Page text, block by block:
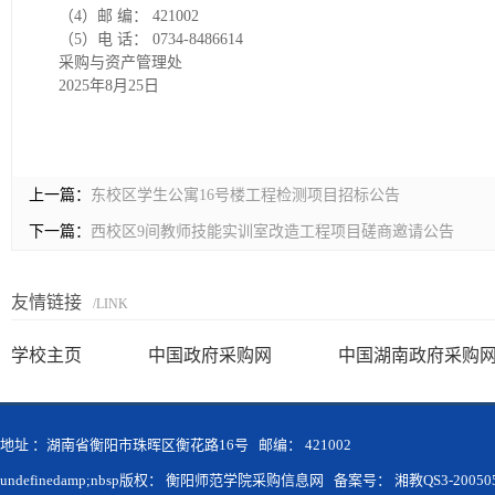
（4）邮 编： 421002
（5）电 话： 0734-8486614
采购与资产管理处
2025年8月25日
上一篇： 东校区学生公寓16号楼工程检测项目招标公告
下一篇： 西校区9间教师技能实训室改造工程项目磋商邀请公告
友情链接 /LINK
学校主页 中国政府采购网 中国湖南政府采购网
地址 ：湖南省衡阳市珠晖区衡花路16号 邮编： 421002
undefinedamp;nbsp版权： 衡阳师范学院采购信息网 备案号： 湘教QS3-